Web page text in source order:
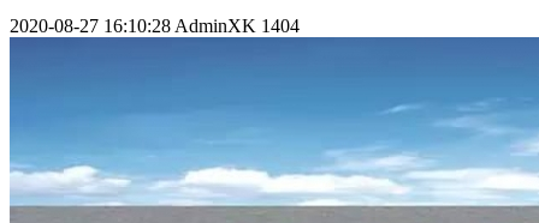
2020-08-27 16:10:28 AdminXK 1404